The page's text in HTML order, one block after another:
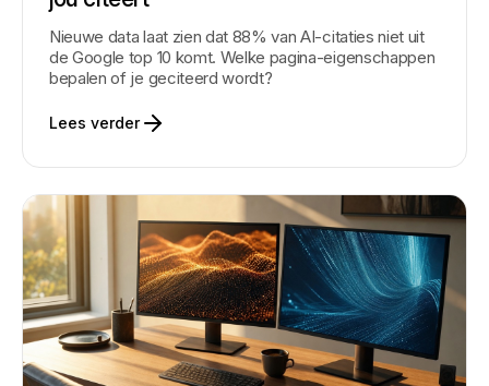
Nieuwe data laat zien dat 88% van AI-citaties niet uit
de Google top 10 komt. Welke pagina-eigenschappen
bepalen of je geciteerd wordt?
Lees verder